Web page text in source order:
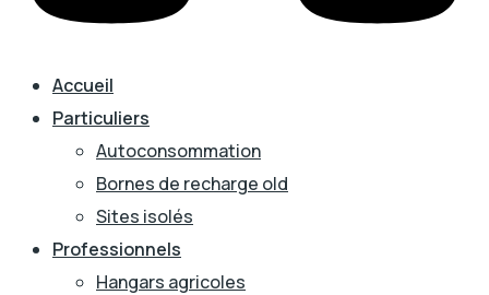
Accueil
Particuliers
Autoconsommation
Bornes de recharge old
Sites isolés
Professionnels
Hangars agricoles